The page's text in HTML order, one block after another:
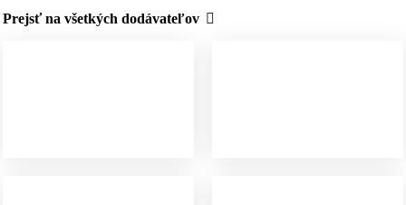
Prejsť na všetkých dodávateľov